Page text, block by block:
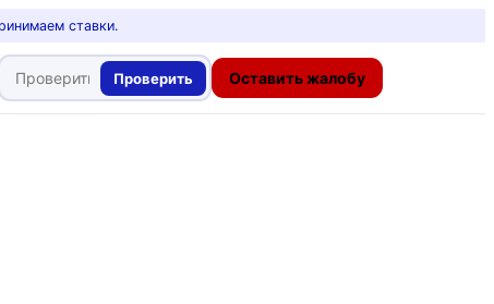
ставки.
Проверить Оставить жалобу